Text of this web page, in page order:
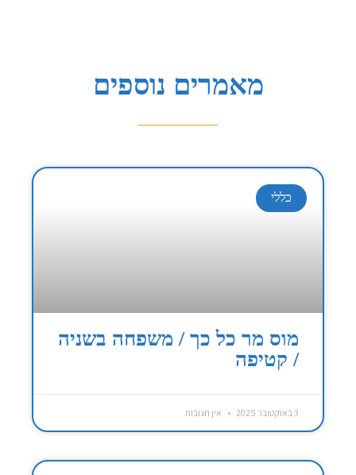
מאמרים נוספים
כללי
מוס מר כל כך / משפחה בשניה
/ קטיפה
3 באוקטובר 2025 אין תגובות